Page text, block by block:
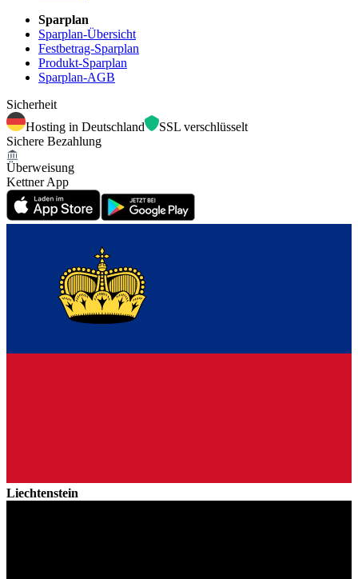
Sparplan
Sparplan-Übersicht
Festbetrag-Sparplan
Produkt-Sparplan
Sparplan-AGB
Sicherheit
Hosting in Deutschland
SSL verschlüsselt
Sichere Bezahlung
Überweisung
Kettner App
Liechtenstein